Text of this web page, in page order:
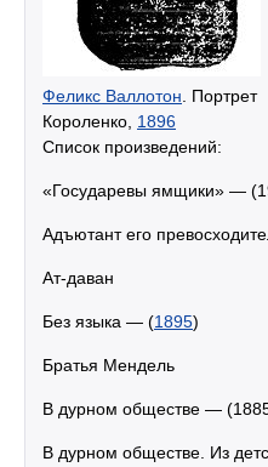
Феликс Валлотон . Портрет
Короленко, 1896
Список произведений:
«Государевы ямщики» —
Адъютант его
Ат-даван
Без языка — (1895)
Братья Мендель
В дурном обществе —
В дурном обществе. Из